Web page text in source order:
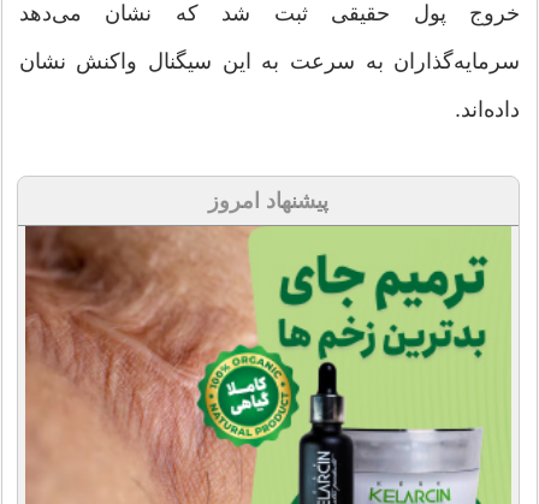
خروج پول حقیقی ثبت شد که نشان می‌دهد
سرمایه‌گذاران به ‌سرعت به این سیگنال واکنش نشان
داده‌اند.
پیشنهاد امروز